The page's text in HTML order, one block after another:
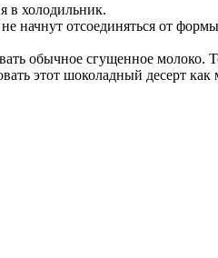
в холодильник.
начнут отсоединяться от
обычное сгущенное молоко.
этот шоколадный десерт как